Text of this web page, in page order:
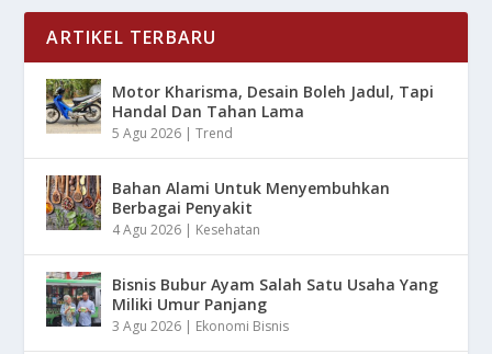
ARTIKEL TERBARU
Motor Kharisma, Desain Boleh Jadul, Tapi
Handal Dan Tahan Lama
5 Agu 2026 |Trend
Bahan Alami Untuk Menyembuhkan
Berbagai Penyakit
4 Agu 2026 | Kesehatan
Bisnis Bubur Ayam Salah Satu Usaha Yang
Miliki Umur Panjang
3 Agu 2026 | Ekonomi Bisnis